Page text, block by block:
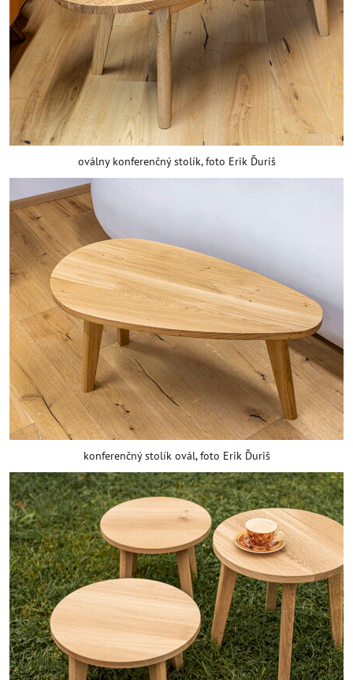
oválny konferenčný stolík, foto Erik Ďuriš
konferenčný stolík ovál, foto Erik Ďuriš